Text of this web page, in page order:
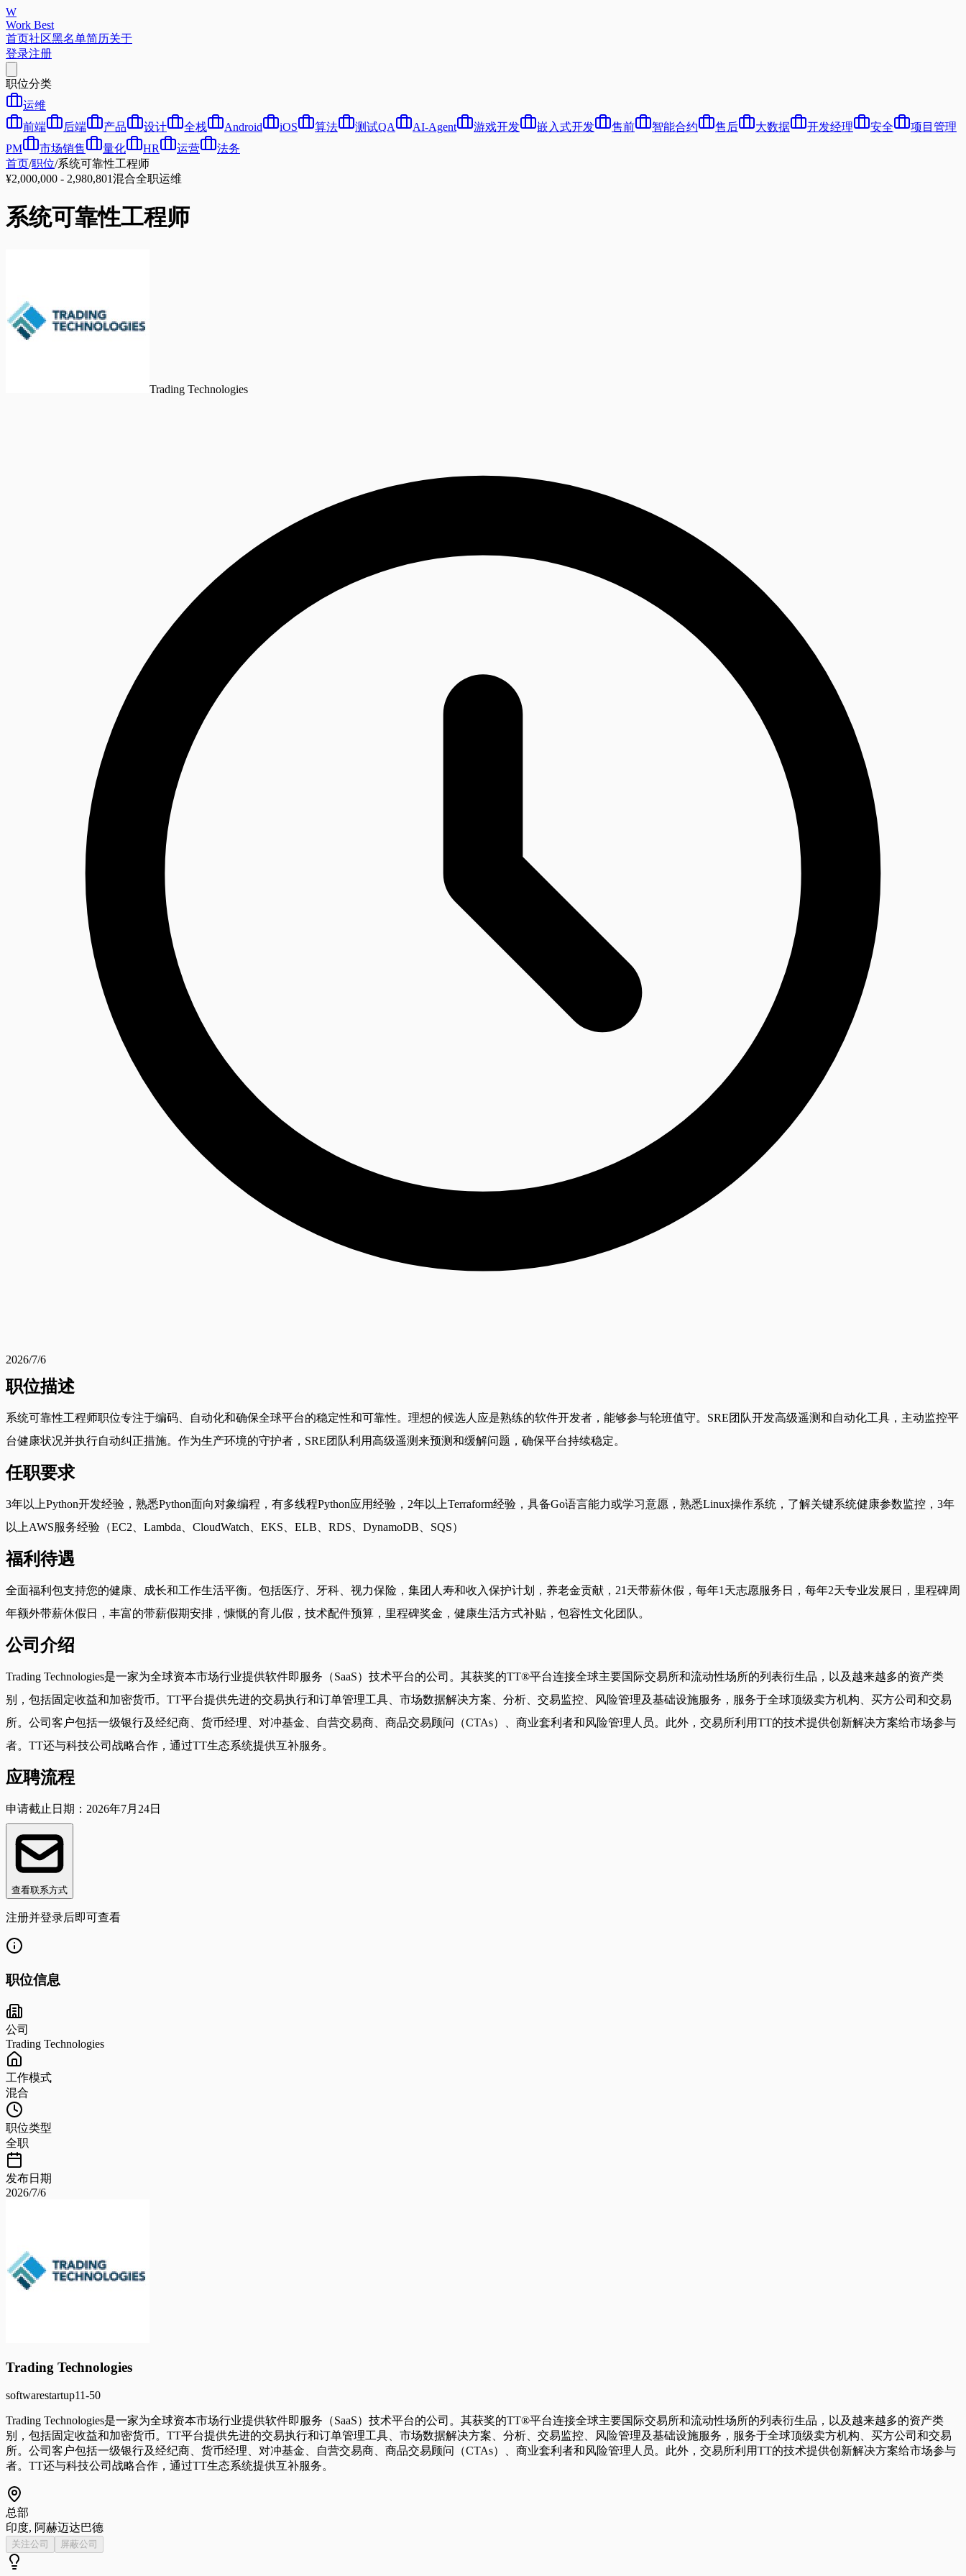
W
Work Best
首页社区黑名单简历关于
登录注册
职位分类
运维
前端
后端 产品 设计 全栈 Android iOS 算法 测试QA AI-Agent 游戏开发 嵌入式开发 售前 智能合约 售后 大数据 开发经理 安全
项目管理
PM
市场销售 量化 HR 运营
法务
首页/职位/系统可靠性工程师
¥2,000,000 - 2,980,801混合全职运维
系统可靠性工程师
Trading Technologies
2026/7/6
职位描述
系统可靠性工程师职位专注于编码、自动化和确保全球平台的稳定性和可靠性。理想的候选人应是熟练的软件开发者，能够参与轮班值守。SRE团队开发高级遥测和自动化工具，主动监控平
台健康状况并执行自动纠正措施。作为生产环境的守护者，SRE团队利用高级遥测来预测和缓解问题，确保平台持续稳定。
任职要求
3年以上Python开发经验，熟悉Python面向对象编程，有多线程Python应用经验，2年以上Terraform经验，具备Go语言能力或学习意愿，熟悉Linux操作系统，了解关键系统健康参数监控，3年
以上AWS服务经验（EC2、Lambda、CloudWatch、EKS、ELB、RDS、DynamoDB、SQS）
福利待遇
全面福利包支持您的健康、成长和工作生活平衡。包括医疗、牙科、视力保险，集团人寿和收入保护计划，养老金贡献，21天带薪休假，每年1天志愿服务日，每年2天专业发展日，里程碑周
年额外带薪休假日，丰富的带薪假期安排，慷慨的育儿假，技术配件预算，里程碑奖金，健康生活方式补贴，包容性文化团队。
公司介绍
Trading Technologies是一家为全球资本市场行业提供软件即服务（SaaS）技术平台的公司。其获奖的TT®平台连接全球主要国际交易所和流动性场所的列表衍生品，以及越来越多的资产类
别，包括固定收益和加密货币。TT平台提供先进的交易执行和订单管理工具、市场数据解决方案、分析、交易监控、风险管理及基础设施服务，服务于全球顶级卖方机构、买方公司和交易
所。公司客户包括一级银行及经纪商、货币经理、对冲基金、自营交易商、商品交易顾问（CTAs）、商业套利者和风险管理人员。此外，交易所利用TT的技术提供创新解决方案给市场参与
者。TT还与科技公司战略合作，通过TT生态系统提供互补服务。
应聘流程
申请截止日期：2026年7月24日
查看联系方式
注册并登录后即可查看
职位信息
公司
Trading Technologies
工作模式
混合
职位类型
全职
发布日期
2026/7/6
Trading Technologies
softwarestartup11-50
Trading Technologies是一家为全球资本市场行业提供软件即服务（SaaS）技术平台的公司。其获奖的TT®平台连接全球主要国际交易所和流动性场所的列表衍生品，以及越来越多的资产类
别，包括固定收益和加密货币。TT平台提供先进的交易执行和订单管理工具、市场数据解决方案、分析、交易监控、风险管理及基础设施服务，服务于全球顶级卖方机构、买方公司和交易
所。公司客户包括一级银行及经纪商、货币经理、对冲基金、自营交易商、商品交易顾问（CTAs）、商业套利者和风险管理人员。此外，交易所利用TT的技术提供创新解决方案给市场参与
者。TT还与科技公司战略合作，通过TT生态系统提供互补服务。
总部
印度, 阿赫迈达巴德
关注公司 屏蔽公司